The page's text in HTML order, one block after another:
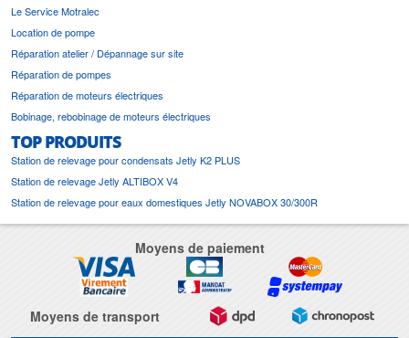
Le Service Motralec
Location de pompe
Réparation atelier / Dépannage sur site
Réparation de pompes
Réparation de moteurs électriques
Bobinage, rebobinage de moteurs électriques
TOP PRODUITS
Station de relevage pour condensats Jetly K2 PLUS
Station de relevage Jetly ALTIBOX V4
Station de relevage pour eaux domestiques Jetly NOVABOX 30/300R
Moyens de paiement
Moyens de transport